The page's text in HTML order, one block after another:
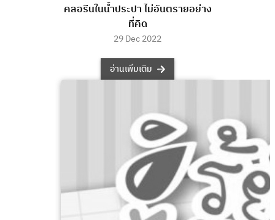
คลอรีนในน้ำประปา ไม่อันตรายอย่าง
ที่คิด
29 Dec 2022
อ่านเพิ่มเติม